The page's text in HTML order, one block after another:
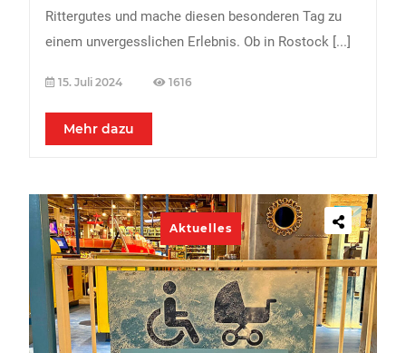
Rittergutes und mache diesen besonderen Tag zu
einem unvergesslichen Erlebnis. Ob in Rostock [...]
15. Juli 2024 1616
Mehr dazu
Aktuelles